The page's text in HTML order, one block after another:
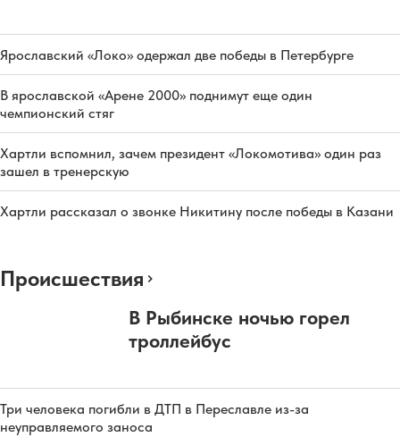
Ярославский «Локо» одержал две победы в Петербурге
В ярославской «Арене 2000» поднимут еще один
чемпионский стяг
Хартли вспомнил, зачем президент «Локомотива» один раз
зашел в тренерскую
Хартли рассказал о звонке Никитину после победы в Казани
Происшествия
В Рыбинске ночью горел
троллейбус
Три человека погибли в ДТП в Переславле из-за
неуправляемого заноса